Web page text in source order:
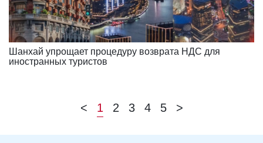
Шанхай упрощает процедуру возврата НДС для
иностранных туристов
< 1 2 3 4 5 >